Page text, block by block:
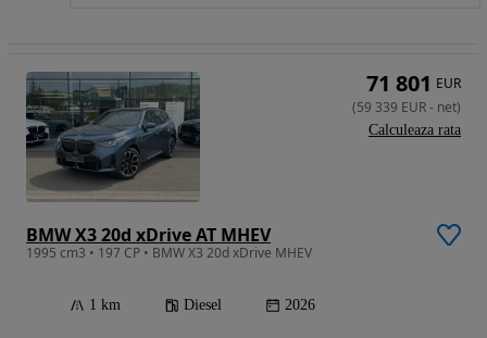
BMW X3 20d xDrive AT MHEV
1995 cm3 • 197 CP • BMW X3 20d xDrive MHEV
1 km Diesel 2026
71 801 EUR
(59 339 EUR- net)
Calculeaza rata